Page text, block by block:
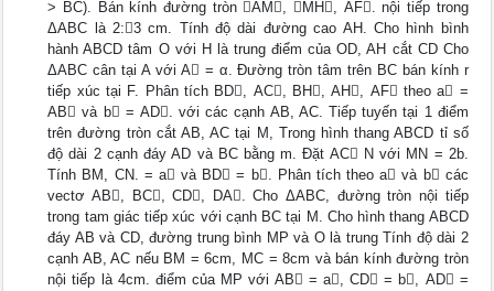
> BC). Bán kính đường tròn AM, MH, AF. nội tiếp trong
ΔABC là 2:3 cm. Tính độ dài đường cao AH. Cho hình bình
hành ABCD tâm O với H là trung điểm của OD, AH cắt CD Cho
ΔABC cân tại A với A = α. Đường tròn tâm trên BC bán kính r
tiếp xúc tại F. Phân tích BD, AC, BH, AH, AF theo a =
AB và b = AD. với các cạnh AB, AC. Tiếp tuyến tại 1 điểm
trên đường tròn cắt AB, AC tại M, Trong hình thang ABCD tỉ số
độ dài 2 cạnh đáy AD và BC bằng m. Đặt AC N với MN = 2b.
Tính BM, CN. = a và BD = b. Phân tích theo a và b các
vectơ AB, BC, CD, DA. Cho ΔABC, đường tròn nội tiếp
trong tam giác tiếp xúc với cạnh BC tại M. Cho hình thang ABCD
đáy AB và CD, đường trung bình MP và O là trung Tính độ dài 2
cạnh AB, AC nếu BM = 6cm, MC = 8cm và bán kính đường tròn
nội tiếp là 4cm. điểm của MP với AB = a, CD = b, AD =